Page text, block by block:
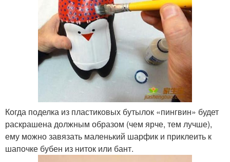
Когда поделка из пластиковых бутылок «пингвин» будет
раскрашена должным образом (чем ярче, тем лучше),
ему можно завязать маленький шарфик и приклеить к
шапочке бубен из ниток или бант.